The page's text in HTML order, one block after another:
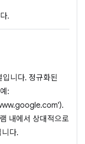
.
니다. 정규화된
:
내에서 상대적으로
다.